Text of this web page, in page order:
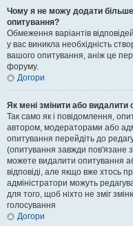
Чому я не можу додати більше
опитування?
Обмеження варіантів
у вас виникла необхідність
вашого опитування, аніж це
форуму.
Догори
Як мені змінити або видалити
Так само як і повідомлення,
автором, модераторами або
опитування перейдіть до
(опитування завжди пов'язане
можете видалити опитування
відповіді, але якщо вже хтось
адміністратори можуть
для того, щоб ніхто не зміг
голосування
Догори